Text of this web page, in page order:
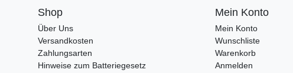
Shop
Über Uns
Versandkosten
Zahlungsarten
Hinweise zum Batteriegesetz
Mein Konto
Mein Konto
Wunschliste
Warenkorb
Anmelden